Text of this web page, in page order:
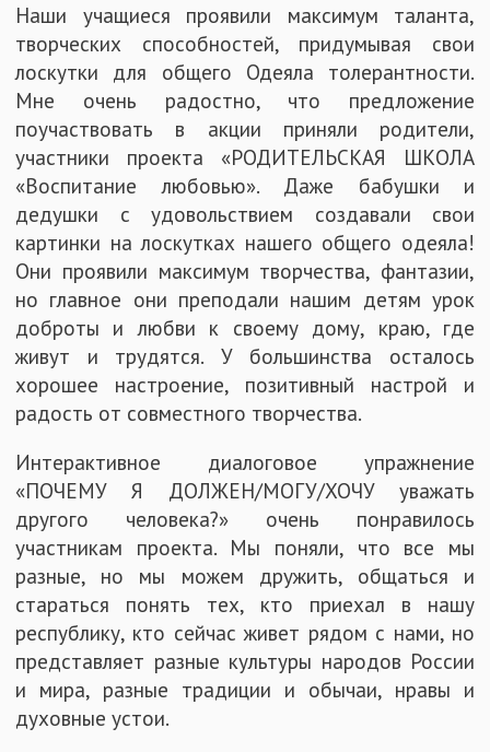
Наши учащиеся проявили максимум таланта,
творческих способностей, придумывая свои
лоскутки для общего Одеяла толерантности.
Мне очень радостно, что предложение
поучаствовать в акции приняли родители,
участники проекта «РОДИТЕЛЬСКАЯ ШКОЛА
«Воспитание любовью». Даже бабушки и
дедушки с удовольствием создавали свои
картинки на лоскутках нашего общего одеяла!
Они проявили максимум творчества, фантазии,
но главное они преподали нашим детям урок
доброты и любви к своему дому, краю, где
живут и трудятся. У большинства осталось
хорошее настроение, позитивный настрой и
радость от совместного творчества.
Интерактивное диалоговое упражнение
«ПОЧЕМУ Я ДОЛЖЕН/МОГУ/ХОЧУ уважать
другого человека?» очень понравилось
участникам проекта. Мы поняли, что все мы
разные, но мы можем дружить, общаться и
стараться понять тех, кто приехал в нашу
республику, кто сейчас живет рядом с нами, но
представляет разные культуры народов России
и мира, разные традиции и обычаи, нравы и
духовные устои.